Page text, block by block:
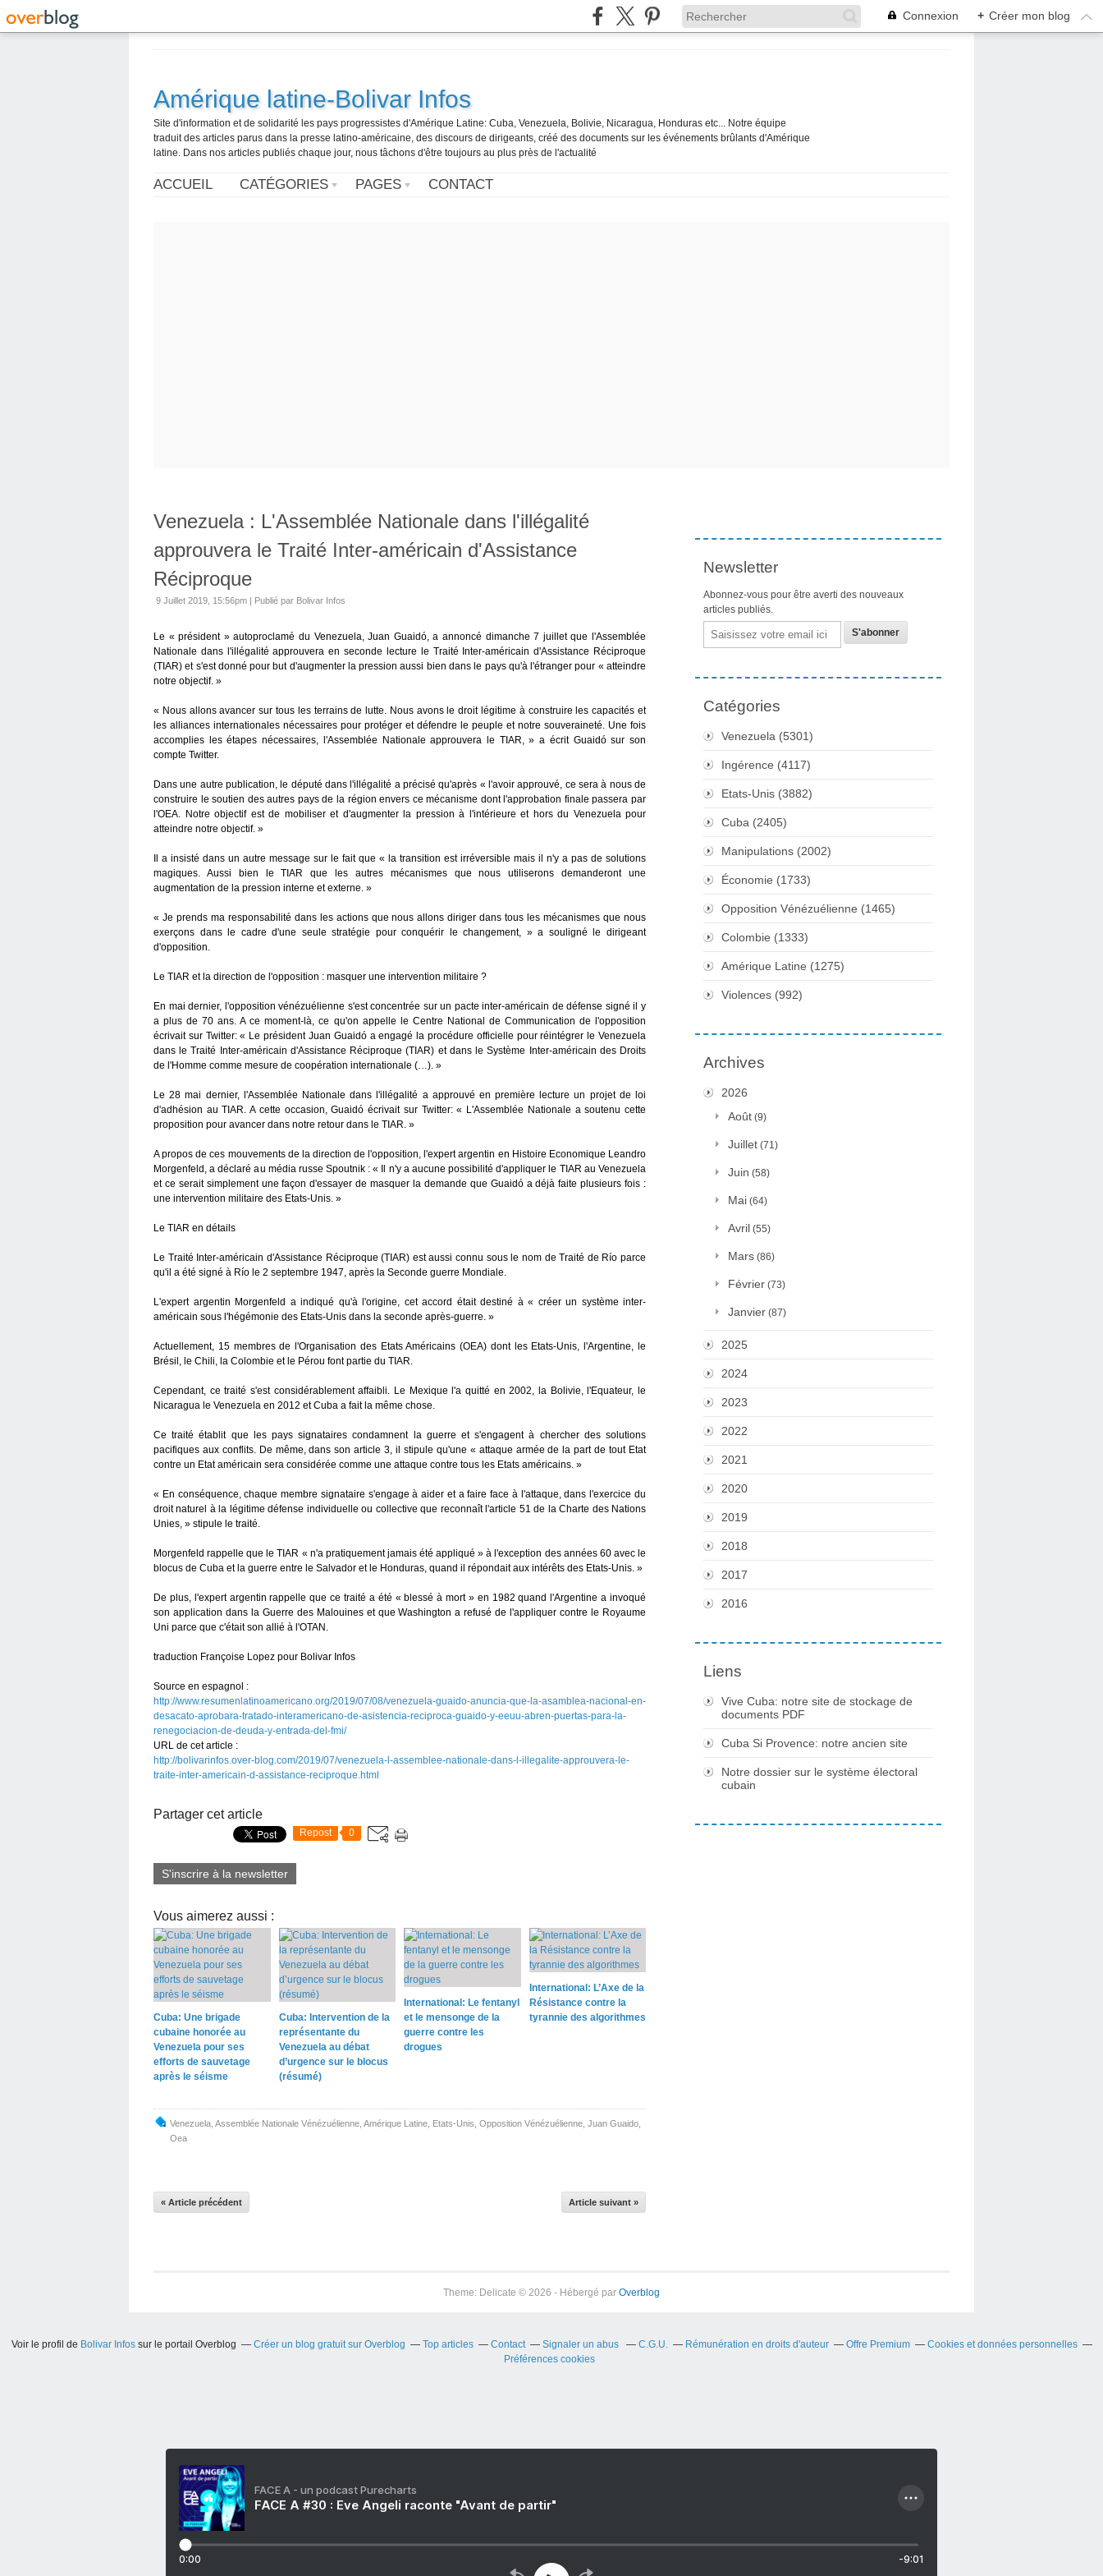
Connexion + Créer mon blog
Amérique latine-Bolivar Infos
Site d'information et de solidarité les pays progressistes d'Amérique Latine: Cuba, Venezuela, Bolivie, Nicaragua, Honduras etc... Notre équipe
traduit des articles parus dans la presse latino-américaine, des discours de dirigeants, créé des documents sur les événements brûlants d'Amérique
latine. Dans nos articles publiés chaque jour, nous tâchons d'être toujours au plus près de l'actualité
ACCUEIL CATÉGORIES PAGES CONTACT
Venezuela : L'Assemblée Nationale dans l'illégalité
approuvera le Traité Inter-américain d'Assistance
Réciproque
9 Juillet 2019, 15:56pm | Publié par Bolivar Infos
Le « président » autoproclamé du Venezuela, Juan Guaidó, a annoncé dimanche 7 juillet que l'Assemblée
Nationale dans l'illégalité approuvera en seconde lecture le Traité Inter-américain d'Assistance Réciproque
(TIAR) et s'est donné pour but d'augmenter la pression aussi bien dans le pays qu'à l'étranger pour « atteindre
notre objectif. »
« Nous allons avancer sur tous les terrains de lutte. Nous avons le droit légitime à construire les capacités et
les alliances internationales nécessaires pour protéger et défendre le peuple et notre souveraineté. Une fois
accomplies les étapes nécessaires, l'Assemblée Nationale approuvera le TIAR, » a écrit Guaidó sur son
compte Twitter.
Dans une autre publication, le député dans l'illégalité a précisé qu'après « l'avoir approuvé, ce sera à nous de
construire le soutien des autres pays de la région envers ce mécanisme dont l'approbation finale passera par
l'OEA. Notre objectif est de mobiliser et d'augmenter la pression à l'intérieure et hors du Venezuela pour
atteindre notre objectif. »
Il a insisté dans un autre message sur le fait que « la transition est irréversible mais il n'y a pas de solutions
magiques. Aussi bien le TIAR que les autres mécanismes que nous utiliserons demanderont une
augmentation de la pression interne et externe. »
« Je prends ma responsabilité dans les actions que nous allons diriger dans tous les mécanismes que nous
exerçons dans le cadre d'une seule stratégie pour conquérir le changement, » a souligné le dirigeant
d'opposition.
Le TIAR et la direction de l'opposition : masquer une intervention militaire ?
En mai dernier, l'opposition vénézuélienne s'est concentrée sur un pacte inter-américain de défense signé il y
a plus de 70 ans. A ce moment-là, ce qu'on appelle le Centre National de Communication de l'opposition
écrivait sur Twitter: « Le président Juan Guaidó a engagé la procédure officielle pour réintégrer le Venezuela
dans le Traité Inter-américain d'Assistance Réciproque (TIAR) et dans le Système Inter-américain des Droits
de l'Homme comme mesure de coopération internationale (…). »
Le 28 mai dernier, l'Assemblée Nationale dans l'illégalité a approuvé en première lecture un projet de loi
d'adhésion au TIAR. A cette occasion, Guaidó écrivait sur Twitter: « L'Assemblée Nationale a soutenu cette
proposition pour avancer dans notre retour dans le TIAR. »
A propos de ces mouvements de la direction de l'opposition, l'expert argentin en Histoire Economique Leandro
Morgenfeld, a déclaré au média russe Spoutnik : « Il n'y a aucune possibilité d'appliquer le TIAR au Venezuela
et ce serait simplement une façon d'essayer de masquer la demande que Guaidó a déjà faite plusieurs fois :
une intervention militaire des Etats-Unis. »
Le TIAR en détails
Le Traité Inter-américain d'Assistance Réciproque (TIAR) est aussi connu sous le nom de Traité de Río parce
qu'il a été signé à Río le 2 septembre 1947, après la Seconde guerre Mondiale.
L'expert argentin Morgenfeld a indiqué qu'à l'origine, cet accord était destiné à « créer un système inter-
américain sous l'hégémonie des Etats-Unis dans la seconde après-guerre. »
Actuellement, 15 membres de l'Organisation des Etats Américains (OEA) dont les Etats-Unis, l'Argentine, le
Brésil, le Chili, la Colombie et le Pérou font partie du TIAR.
Cependant, ce traité s'est considérablement affaibli. Le Mexique l'a quitté en 2002, la Bolivie, l'Equateur, le
Nicaragua le Venezuela en 2012 et Cuba a fait la même chose.
Ce traité établit que les pays signataires condamnent la guerre et s'engagent à chercher des solutions
pacifiques aux conflits. De même, dans son article 3, il stipule qu'une « attaque armée de la part de tout Etat
contre un Etat américain sera considérée comme une attaque contre tous les Etats américains. »
« En conséquence, chaque membre signataire s'engage à aider et a faire face à l'attaque, dans l'exercice du
droit naturel à la légitime défense individuelle ou collective que reconnaît l'article 51 de la Charte des Nations
Unies, » stipule le traité.
Morgenfeld rappelle que le TIAR « n'a pratiquement jamais été appliqué » à l'exception des années 60 avec le
blocus de Cuba et la guerre entre le Salvador et le Honduras, quand il répondait aux intérêts des Etats-Unis. »
De plus, l'expert argentin rappelle que ce traité a été « blessé à mort » en 1982 quand l'Argentine a invoqué
son application dans la Guerre des Malouines et que Washington a refusé de l'appliquer contre le Royaume
Uni parce que c'était son allié à l'OTAN.
traduction Françoise Lopez pour Bolivar Infos
Source en espagnol :
http://www.resumenlatinoamericano.org/2019/07/08/venezuela-guaido-anuncia-que-la-asamblea-nacional-en-
desacato-aprobara-tratado-interamericano-de-asistencia-reciproca-guaido-y-eeuu-abren-puertas-para-la-
renegociacion-de-deuda-y-entrada-del-fmi/
URL de cet article :
http://bolivarinfos.over-blog.com/2019/07/venezuela-l-assemblee-nationale-dans-l-illegalite-approuvera-le-
traite-inter-americain-d-assistance-reciproque.html
Partager cet article
Repost 0
S'inscrire à la newsletter
Vous aimerez aussi :
Cuba: Une brigade
cubaine honorée au
Venezuela pour ses
efforts de sauvetage
après le séisme
Cuba: Intervention de la
représentante du
Venezuela au débat
d’urgence sur le blocus
(résumé)
International: Le fentanyl
et le mensonge de la
guerre contre les
drogues
International: L’Axe de la
Résistance contre la
tyrannie des algorithmes
Venezuela Assemblée Nationale Vénézuélienne Amérique Latine Etats-Unis Opposition Vénézuélienne Juan Guaido
Oea
« Article précédent Article suivant »
Newsletter
Abonnez-vous pour être averti des nouveaux
articles publiés.
Email
Catégories
Venezuela (5301)
Ingérence (4117)
Etats-Unis (3882)
Cuba (2405)
Manipulations (2002)
Économie (1733)
Opposition Vénézuélienne (1465)
Colombie (1333)
Amérique Latine (1275)
Violences (992)
Archives
2026
Août (9)
Juillet (71)
Juin (58)
Mai (64)
Avril (55)
Mars (86)
Février (73)
Janvier (87)
2025
2024
2023
2022
2021
2020
2019
2018
2017
2016
Liens
Vive Cuba: notre site de stockage de
documents PDF
Cuba Si Provence: notre ancien site
Notre dossier sur le système électoral
cubain
Theme: Delicate © 2026 - Hébergé par Overblog
Voir le profil de Bolivar Infossur le portail Overblog Créer un blog gratuit sur Overblog Top articles Contact Signaler un abus C.G.U. Rémunération en droits d'auteur Offre Premium
Cookies et données personnelles
Préférences cookies
FACE A - un podcast Purecharts
FACE A #30 : Eve Angeli raconte "Avant de partir"
0:00 -9:01